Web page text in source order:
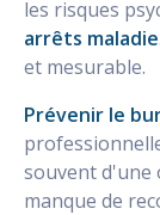
les risques
arrêts maladie
et mesurable.
Prévenir le
souvent d'une
manque de